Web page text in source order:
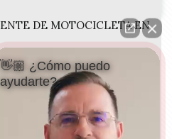
DE MOTOCICLETA EN
DE MOTOCICLETA EN
DE MOTOCICLETA EN
👋🏼 ¿Cómo puedo
ayudarte?